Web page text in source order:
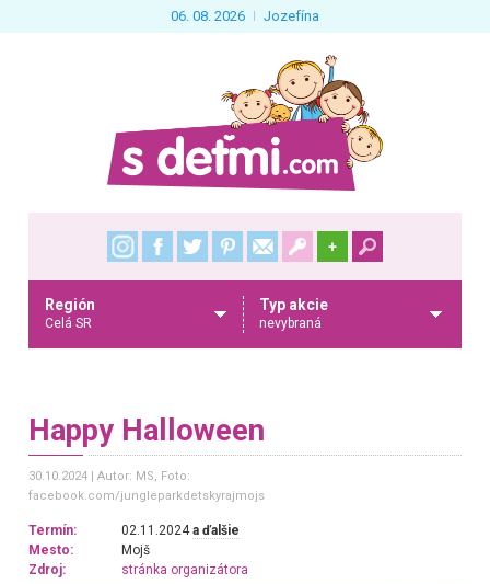
06. 08. 2026 Jozefína
+
Región
Celá SR
Typ akcie
nevybraná
Happy Halloween
30.10.2024 Autor: MS, Foto:
facebook.com/jungleparkdetskyrajmojs
Termín: 02.11.2024a ďalšie
Mesto:
Mojš
Zdroj:
stránka organizátora